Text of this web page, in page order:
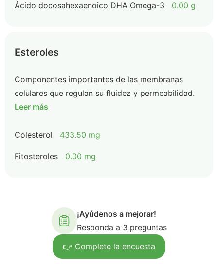
Ácido docosahexaenoico DHA Omega-3 0.00 g
Esteroles
Componentes importantes de las membranas
celulares que regulan su fluidez y permeabilidad.
Leer más
Colesterol 433.50 mg
Fitosteroles 0.00 mg
¡Ayúdenos a mejorar!
Responda a 3 preguntas
👉 Complete la encuesta